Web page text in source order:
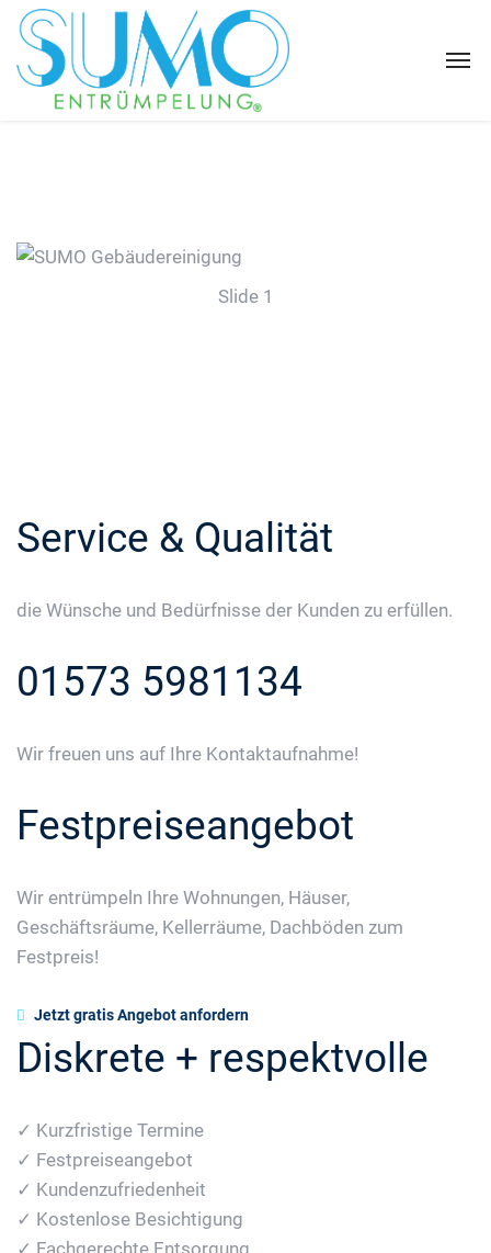
Slide 1
Service & Qualität
die Wünsche und Bedürfnisse der Kunden zu erfüllen.
01573 5981134
Wir freuen uns auf Ihre Kontaktaufnahme!
Festpreiseangebot
Wir entrümpeln Ihre Wohnungen, Häuser,
Geschäftsräume, Kellerräume, Dachböden zum
Festpreis!
Jetzt gratis Angebot anfordern
Diskrete + respektvolle
✓ Kurzfristige Termine
✓ Festpreiseangebot
✓ Kundenzufriedenheit
✓ Kostenlose Besichtigung
✓ Fachgerechte Entsorgung